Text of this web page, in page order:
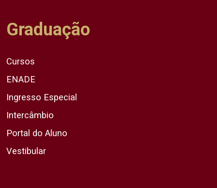
Graduação
Cursos
ENADE
Ingresso Especial
Intercâmbio
Portal do Aluno
Vestibular